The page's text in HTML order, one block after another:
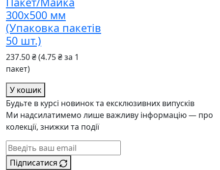
300x500 мм
(Упаковка пакетів
50 шт.)
237.50 ₴(4.75 ₴ за 1
пакет)
У кошик
Будьте в курсі новинок та ексклюзивних випусків
Ми надсилатимемо лише важливу інформацію — про
колекції, знижки та події
Підписатися